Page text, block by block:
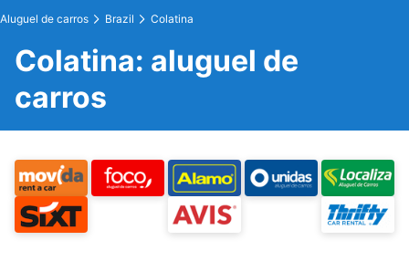
Aluguel de carros Brazil Colatina
Colatina: aluguel de
carros